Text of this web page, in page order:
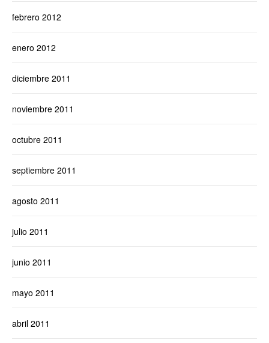
febrero 2012
enero 2012
diciembre 2011
noviembre 2011
octubre 2011
septiembre 2011
agosto 2011
julio 2011
junio 2011
mayo 2011
abril 2011